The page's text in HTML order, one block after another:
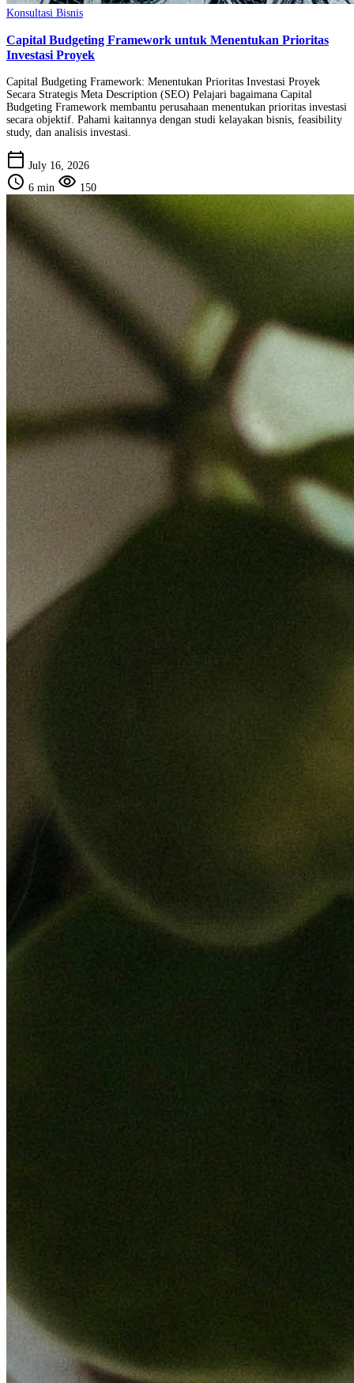
Konsultasi Bisnis
Capital Budgeting Framework untuk Menentukan Prioritas
Investasi Proyek
Capital Budgeting Framework: Menentukan Prioritas Investasi Proyek
Secara Strategis Meta Description (SEO) Pelajari bagaimana Capital
Budgeting Framework membantu perusahaan menentukan prioritas investasi
secara objektif. Pahami kaitannya dengan studi kelayakan bisnis, feasibility
study, dan analisis investasi.
calendar_today July 16, 2026
schedule 6 min visibility 150